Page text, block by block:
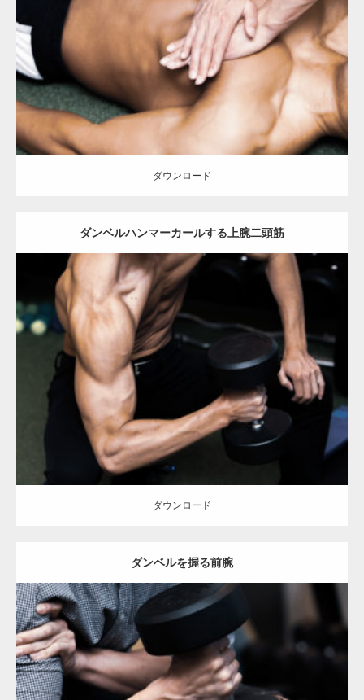
Category: 筋肉の部位にフォーカス オレンジの人
TOSHI(大胸筋)
AKIHITO(細マッチョ)
前腕 大胸筋 血管 天神 (福岡)
ダウンロード
ダウンロード
ダンベルハンマーカールする上腕二頭筋
Update: 2023.02.11
Category:筋肉の部位にフォーカス オレンジの人
AKIHITO(細マッチ
ョ) 前腕 上腕二頭筋 天神 (福岡)
ダウンロード
ダウンロード
ダンベルを握る前腕
Update: 2023.02.11
Category:筋肉の部位にフォーカス オレンジの人
岡)